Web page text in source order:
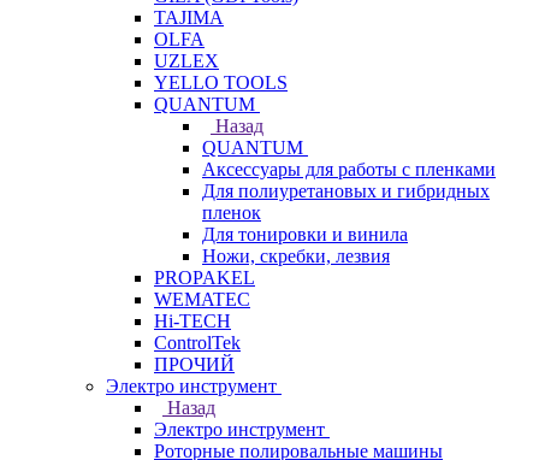
TAJIMA
OLFA
UZLEX
YELLO TOOLS
QUANTUM
Назад
QUANTUM
Аксессуары для работы с пленками
Для полиуретановых и гибридных
пленок
Для тонировки и винила
Ножи, скребки, лезвия
PROPAKEL
WEMATEC
Hi-TECH
ControlTek
ПРОЧИЙ
Электро инструмент
Назад
Электро инструмент
Роторные полировальные машины